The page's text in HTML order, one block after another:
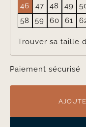
46 47 48 49
58
59 60 61
Trouver sa taille
Paiement sécurisé